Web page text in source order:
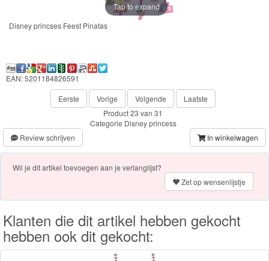
Patrol
Sam
Magische
Eenhoorn
Mickey
&
Minnie
Puzzels
Avengers
Forever
Tap to expand
Disney princses Feest Pinatas
EAN: 5201184826591
Eerste
Vorige Volgende
Laatste
Product 23 van 31
Categorie Disney princess
Review schrijven
In winkelwagen
Wil je dit artikel toevoegen aan je verlanglijst?
Zet op wensenlijstje
Klanten die dit artikel hebben gekocht
hebben ook dit gekocht: